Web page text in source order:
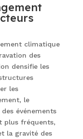
climatique
des
densifie les
les
le
événements
plus fréquents,
la gravité des